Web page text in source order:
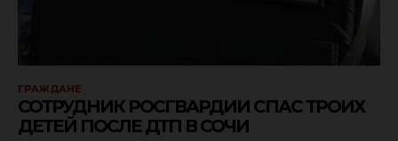
ГРАЖДАНЕ
СОТРУДНИК РОСГВАРДИИ СПАС ТРОИХ
ДЕТЕЙ ПОСЛЕ ДТП В СОЧИ